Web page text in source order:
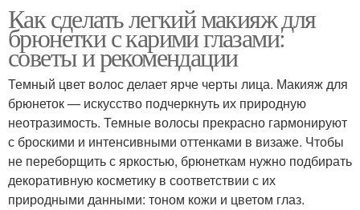
Как сделать легкий макияж для
брюнетки с карими глазами:
советы и рекомендации
Темный цвет волос делает ярче черты лица. Макияж для
брюнеток — искусство подчеркнуть их природную
неотразимость. Темные волосы прекрасно гармонируют
с броскими и интенсивными оттенками в визаже. Чтобы
не переборщить с яркостью, брюнеткам нужно подбирать
декоративную косметику в соответствии с их
природными данными: тоном кожи и цветом глаз.